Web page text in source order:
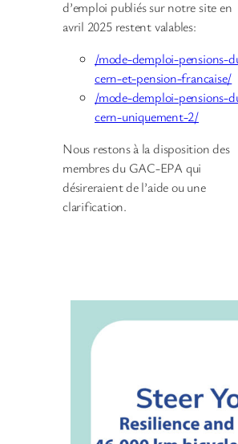
d’emploi publiés sur notre site en
avril 2025 restent valables:
/mode-demploi-pensions-
cern-et-pension-francaise/
/mode-demploi-pensions-
cern-uniquement-2/
Nous restons à la disposition des
membres du GAC-EPA qui
désireraient de l’aide ou une
clarification.